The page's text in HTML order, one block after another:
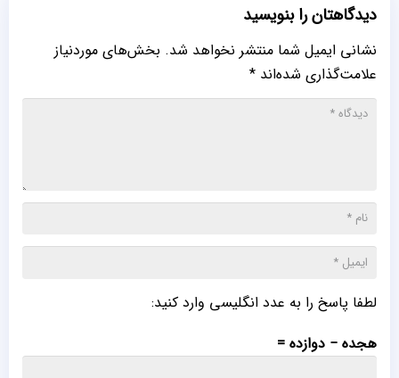
دیدگاهتان را بنویسید
نشانی ایمیل شما منتشر نخواهد شد. بخش‌های موردنیاز
علامت‌گذاری شده‌اند *
لطفا پاسخ را به عدد انگلیسی وارد کنید:
هجده − دوازده =